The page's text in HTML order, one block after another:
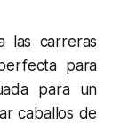
las carreras
para
para un
caballos de